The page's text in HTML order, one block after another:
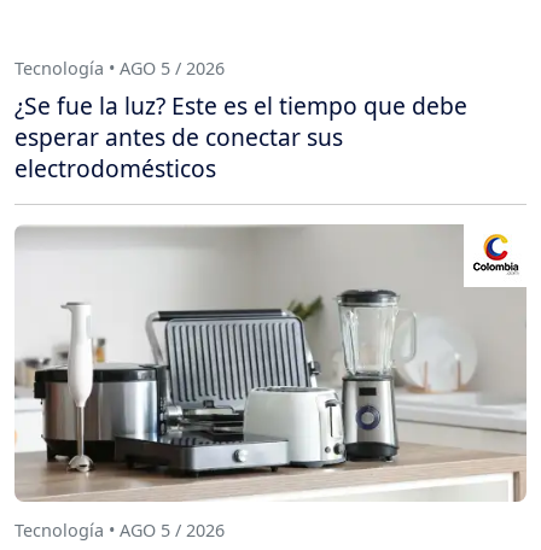
Tecnología • AGO 5 / 2026
¿Se fue la luz? Este es el tiempo que debe
esperar antes de conectar sus
electrodomésticos
Tecnología • AGO 5 / 2026